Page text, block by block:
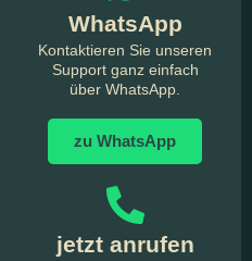
WhatsApp
Kontaktieren Sie unseren
Support ganz einfach
über WhatsApp.
zu WhatsApp
jetzt anrufen